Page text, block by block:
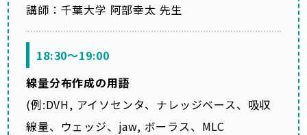
講師：千葉大学 阿部幸太 先生
18:30～19:00
線量分布作成の用語
(例:DVH, アイソセンタ、ナレッジベース、吸収
線量、ウェッジ、jaw, ボーラス、MLC